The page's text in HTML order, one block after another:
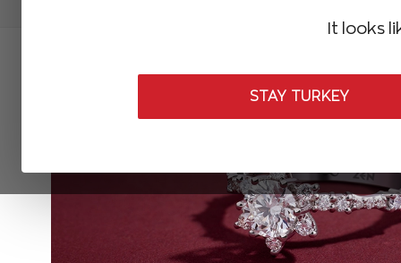
It looks
STAY TURKEY